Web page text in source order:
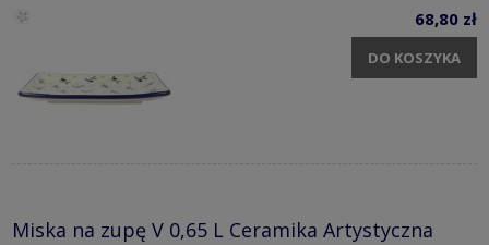
68,80 zł
DO KOSZYKA
Miska na zupę V 0,65 L Ceramika Artystyczna